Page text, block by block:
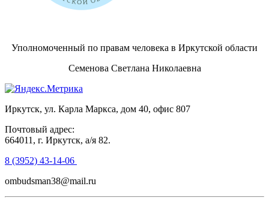
Уполномоченный по правам человека в Иркутской области
Семенова Светлана Николаевна
Иркутск, ул. Карла Маркса, дом 40, офис 807
Почтовый адрес:
664011, г. Иркутск, а/я 82.
8 (3952) 43-14-06
ombudsman38@mail.ru